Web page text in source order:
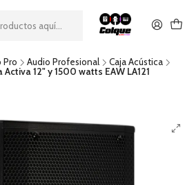
por pago con transferencia bancaria
de $49.990. Este descuento no es
ni aplicable a gastos de envío.
Pro Audio Profesional
Caja Acústica
Activa 12" y 1500 watts EAW LA121